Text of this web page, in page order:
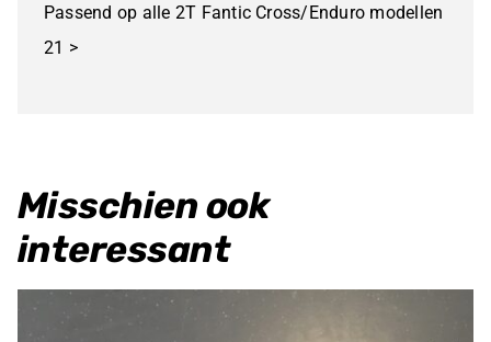
aantal
Passend op alle 2T Fantic Cross/Enduro modellen
21 >
Misschien ook
interessant